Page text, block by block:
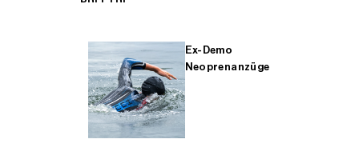
Ex-Demo
Neoprenanzüge